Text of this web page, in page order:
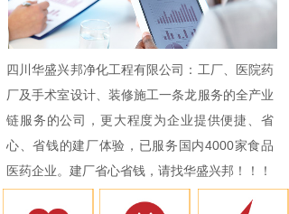
四川华盛兴邦净化工程有限公司：工厂、医院药
厂及手术室设计、装修施工一条龙服务的全产业
链服务的公司，更大程度为企业提供便捷、省
心、省钱的建厂体验，已服务国内4000家食品
医药企业。建厂省心省钱，请找华盛兴邦！！！